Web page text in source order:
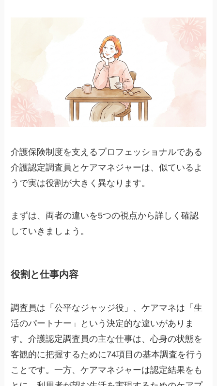
介護保険制度を支えるプロフェッショナルである
介護認定調査員とケアマネジャーは、似ているよ
うで実は役割が大きく異なります。
まずは、両者の違いを5つの視点から詳しく確認
していきましょう。
役割と仕事内容
調査員は「公平なジャッジ役」、ケアマネは「生
活のパートナー」という決定的な違いがありま
す。介護認定調査員の主な仕事は、心身の状態を
客観的に把握するために74項目の基本調査を行う
ことです。一方、ケアマネジャーは認定結果をも